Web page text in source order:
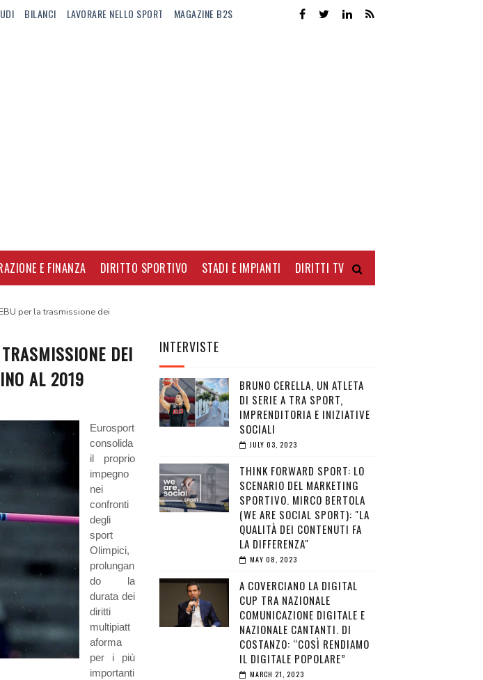
BILANCI LAVORARE NELLO SPORT MAGAZINE B2S
E FINANZA DIRITTO SPORTIVO STADI E IMPIANTI DIRITTI TV
per la trasmissione dei
DEI
AL 2019
Eurosport
consolida
il proprio
impegno
nei
confronti
degli
sport
Olimpici,
prolungan
do la
durata dei
diritti
multipiatt
aforma
per i più
importanti
INTERVISTE
BRUNO CERELLA, UN ATLETA
DI SERIE A TRA SPORT,
IMPRENDITORIA E INIZIATIVE
SOCIALI
JULY 03, 2023
THINK FORWARD SPORT: LO
SCENARIO DEL MARKETING
SPORTIVO. MIRCO BERTOLA
(WE ARE SOCIAL SPORT): "LA
QUALITÀ DEI CONTENUTI FA
LA DIFFERENZA"
MAY 08, 2023
A COVERCIANO LA DIGITAL
CUP TRA NAZIONALE
COMUNICAZIONE DIGITALE E
NAZIONALE CANTANTI. DI
COSTANZO: “COSÌ RENDIAMO
IL DIGITALE POPOLARE”
MARCH 21, 2023